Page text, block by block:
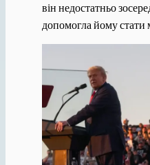
він недостатньо
допомогла йому стати